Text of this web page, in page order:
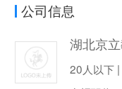
公司信息
湖北京
20人以下